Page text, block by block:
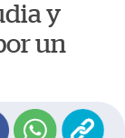
y
un